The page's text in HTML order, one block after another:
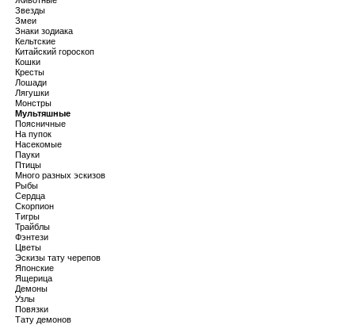
Звезды
Змеи
Знаки зодиака
Кельтские
Китайский гороскоп
Кошки
Кресты
Лошади
Лягушки
Монстры
Мультяшные
Поясничные
На пупок
Насекомые
Пауки
Птицы
Много разных эскизов
Рыбы
Сердца
Скорпион
Тигры
Трайблы
Фэнтези
Цветы
Эскизы тату черепов
Японские
Ящерица
Демоны
Узлы
Повязки
Тату демонов